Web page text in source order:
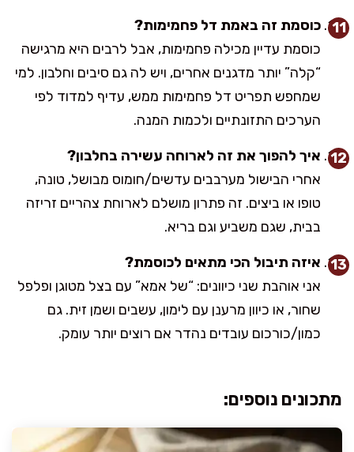
כוסמת זה באמת דל פחמימות?
כוסמת עדיין מכילה פחמימות, אבל לרבים היא מרגישה
“קלה” יותר מדגנים אחרים, ויש לה גם סיבים וחלבון. למי
שמחפש תפריט דל פחמימות ממש, עדיף למדוד לפי
הערכים התזונתיים ולכמות המנה.
איך להפוך את זה לארוחה עשירה בחלבון?
אחרי הבישול מערבבים עדשים/חומוס מבושל, טונה,
טופו או ביצים. זה פתרון מושלם לארוחת צהריים זריזה
בבית, שגם משביע וגם בריא.
איזה תיבול הכי מתאים לכוסמת?
אני אוהבת שני כיוונים: “של אמא” עם בצל מטוגן ופלפל
שחור, או כיוון מרענן עם לימון, עשבים ושמן זית. גם
כמון/כורכום עובדים נהדר אם רוצים יותר עומק.
מתכונים נוספים: